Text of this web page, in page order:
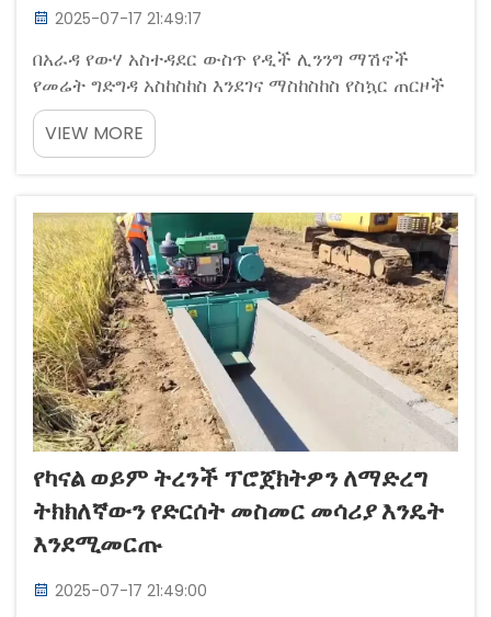
2025-07-17 21:49:17
በአራዳ የውሃ አስተዳደር ውስጥ የዲች ሊንንግ ማሽኖች
የመሬት ግድግዳ አስከስከስ እንደገና ማስከስከስ የስኳር ጠርዞች
የማይተርሙ የውሃ ቧንቧዎችን ወደ ዲች ውስጥ ያስገባሉ
ይህም የውሃ ፍሰት ወቅት የመሬት አገልግሎትን ይከላከላል።
እነዚህ የማይተርሙ የውሃ ፍሰት ፍጥነቶችን ይቋቋማሉ...
VIEW MORE
የካናል ወይም ትረንች ፕሮጀክትዎን ለማድረግ
ትክክለኛውን የድርሰት መስመር መሳሪያ እንዴት
እንደሚመርጡ
2025-07-17 21:49:00